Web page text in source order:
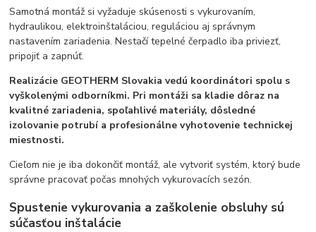
Samotná montáž si vyžaduje skúsenosti s vykurovaním,
hydraulikou, elektroinštaláciou, reguláciou aj správnym
nastavením zariadenia. Nestačí tepelné čerpadlo iba priviezť,
pripojiť a zapnúť.
Realizácie GEOTHERM Slovakia vedú koordinátori spolu s
vyškolenými odborníkmi. Pri montáži sa kladie dôraz na
kvalitné zariadenia, spoľahlivé materiály, dôsledné
izolovanie potrubí a profesionálne vyhotovenie technickej
miestnosti.
Cieľom nie je iba dokončiť montáž, ale vytvoriť systém, ktorý bude
správne pracovať počas mnohých vykurovacích sezón.
Spustenie vykurovania a zaškolenie obsluhy sú
súčasťou inštalácie